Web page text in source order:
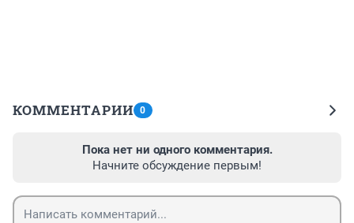
КОММЕНТАРИИ 0
Пока нет ни одного комментария.
Начните обсуждение первым!